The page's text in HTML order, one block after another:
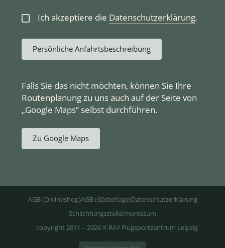
Ich akzeptiere die Datenschutzerklärung.
Persönliche Anfahrtsbeschreibung
Falls Sie das nicht möchten, können Sie Ihre
Routenplanung zu uns auch auf der Seite von
„Google Maps“ selbst durchführen.
Zu Google Maps
AGB (Onlineshop)AGB (Gästeflüge)Datenschutzerklärung
SchlichtungsstelleImpressum
copyright 2011 – 2026 X-RAY Flugsportzentrum Leipzig